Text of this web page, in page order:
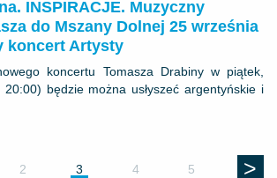
INSPIRACJE. Muzyczny
do Mszany Dolnej 25 września
koncert Artysty
koncertu Tomasza Drabiny w piątek,
będzie można usłyszeć argentyńskie i
2 3 4 5 >